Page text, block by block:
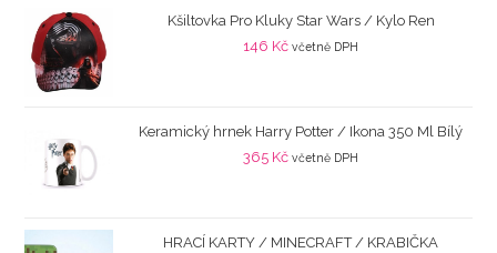
Kšiltovka Pro Kluky Star Wars / Kylo Ren
146 Kč včetně DPH
Keramický hrnek Harry Potter / Ikona 350 Ml Bílý
365 Kč včetně DPH
HRACÍ KARTY / MINECRAFT / KRABIČKA